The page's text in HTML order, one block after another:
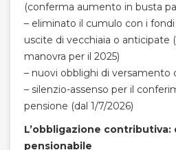
(conferma aumento in busta
– eliminato il cumulo con i
uscite di vecchiaia o anticipate
manovra per il 2025)
– nuovi obblighi di versamento
– silenzio-assenso per il
pensione (dal 1/7/2026)
L’obbligazione contributiva:
pensionabile